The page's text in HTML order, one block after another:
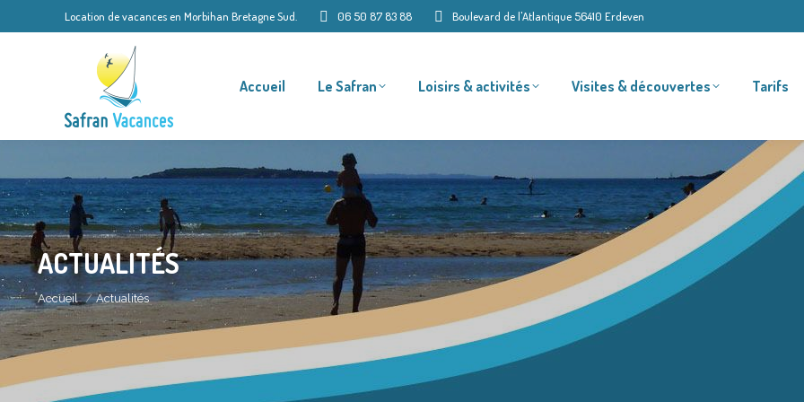
Location de vacances en Morbihan Bretagne Sud. 06 50 87 83 88 Boulevard de l'Atlantique 56410 Erdeven
Accueil Le Safran Loisirs & activités Visites & découvertes Tarifs
ACTUALITÉS
Vous êtes ici :
Accueil Actualités